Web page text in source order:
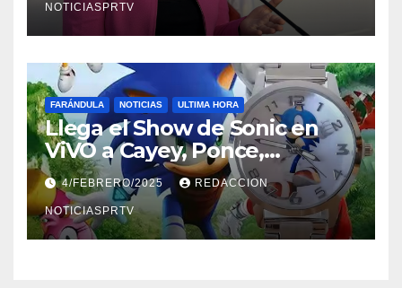
NOTICIASPRTV
FARÁNDULA NOTICIAS ULTIMA HORA
Llega el Show de Sonic en
ViVO a Cayey, Ponce,
Barceloneta y Humacao,
Relojes gratis para el que
compre ahora….
4/FEBRERO/2025 REDACCION
NOTICIASPRTV